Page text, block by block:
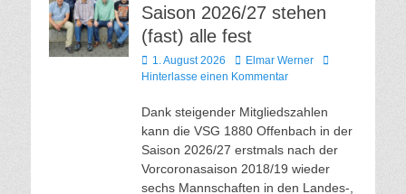
Saison 2026/27 stehen
(fast) alle fest
Veröffentlicht
am
1. August 2026 AutorElmar Werner
Hinterlasse einen Kommentar
Dank steigender Mitgliedszahlen
kann die VSG 1880 Offenbach in der
Saison 2026/27 erstmals nach der
Vorcoronasaison 2018/19 wieder
sechs Mannschaften in den Landes-,